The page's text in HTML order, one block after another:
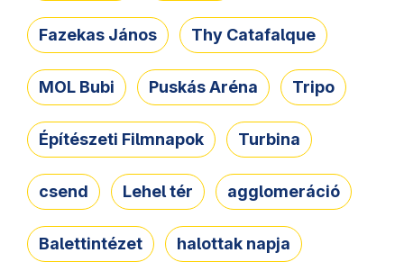
Fazekas János Thy Catafalque
MOL Bubi Puskás Aréna Tripo
Építészeti Filmnapok Turbina
csend Lehel tér agglomeráció
Balettintézet halottak napja